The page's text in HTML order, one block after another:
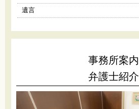
遺言
事務所案内
弁護士紹介